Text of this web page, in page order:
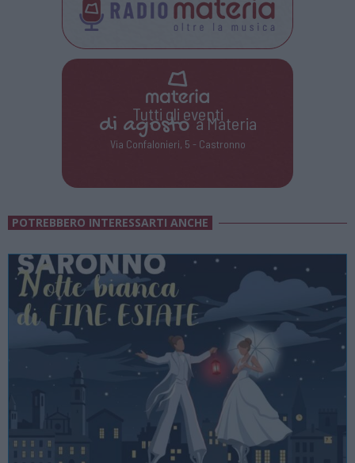
Tutti gli eventi
di agostoa Materia
Via Confalonieri, 5 - Castronno
POTREBBERO INTERESSARTI ANCHE